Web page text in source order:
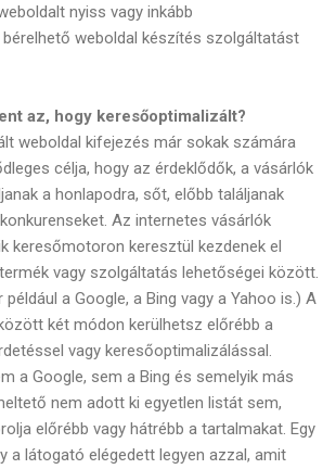
nyiss vagy inkább
weboldal készítés szolgáltatást
az, hogy keresőoptimalizált?
weboldal kifejezés már sokak számára
célja, hogy az érdeklődők, a vásárlók
a honlapodra, sőt, előbb találjanak
Az internetes vásárlók
keresőmotoron keresztül kezdenek el
vagy szolgáltatás lehetőségei között.
a Google, a Bing vagy a Yahoo is.) A
két módon kerülhetsz előrébb a
vagy keresőoptimalizálással.
a Google, sem a Bing és semelyik más
nem adott ki egyetlen listát sem,
előrébb vagy hátrébb a tartalmakat. Egy
a látogató elégedett legyen azzal, amit